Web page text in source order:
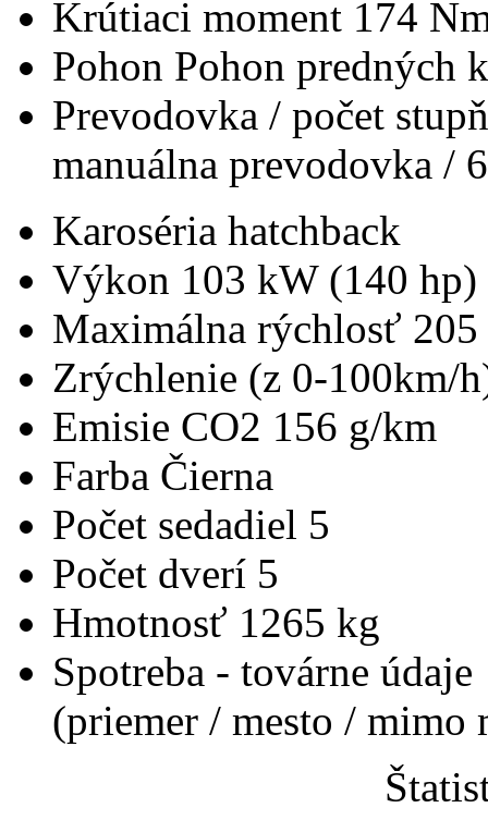
Krútiaci moment 174
Pohon Pohon predných
Prevodovka / počet
manuálna prevodovka / 6
Karoséria hatchback
Výkon 103 kW (140 hp)
Maximálna rýchlosť
Zrýchlenie (z 0-100km/
Emisie CO2 156 g/km
Farba Čierna
Počet sedadiel 5
Počet dverí 5
Hmotnosť 1265 kg
Spotreba - továrne údaje
(priemer / mesto / mimo